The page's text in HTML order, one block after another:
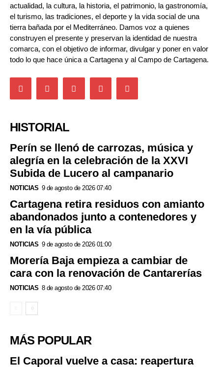
actualidad, la cultura, la historia, el patrimonio, la gastronomía,
el turismo, las tradiciones, el deporte y la vida social de una
tierra bañada por el Mediterráneo. Damos voz a quienes
construyen el presente y preservan la identidad de nuestra
comarca, con el objetivo de informar, divulgar y poner en valor
todo lo que hace única a Cartagena y al Campo de Cartagena.
HISTORIAL
Perín se llenó de carrozas, música y
alegría en la celebración de la XXVI
Subida de Lucero al campanario
NOTICIAS 9 de agosto de 2026 07:40
Cartagena retira residuos con amianto
abandonados junto a contenedores y
en la vía pública
NOTICIAS 9 de agosto de 2026 01:00
Morería Baja empieza a cambiar de
cara con la renovación de Cantarerías
NOTICIAS 8 de agosto de 2026 07:40
MÁS POPULAR
El Caporal vuelve a casa: reapertura